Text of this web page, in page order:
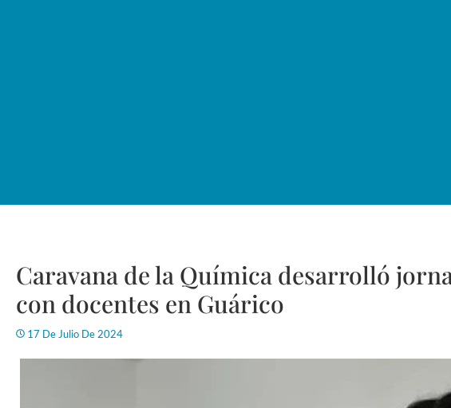
Caravana de la Química desarrolló
con docentes en Guárico
17 De Julio De 2024